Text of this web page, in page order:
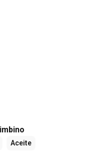
Aceite